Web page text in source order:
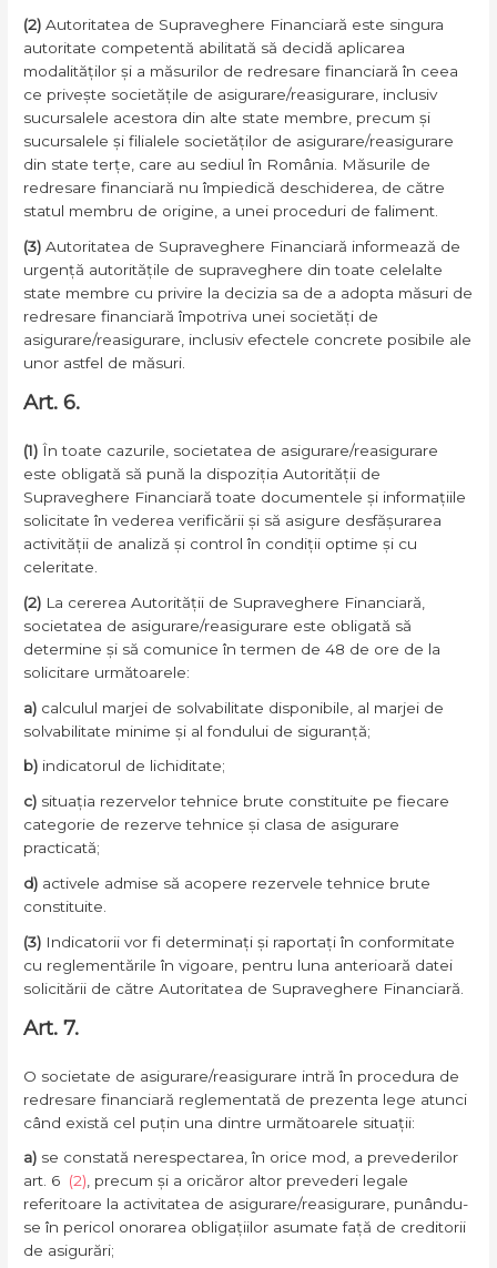
(2) Autoritatea de Supraveghere Financiară este singura
autoritate competentă abilitată să decidă aplicarea
modalităților și a măsurilor de redresare financiară în ceea
ce privește societățile de asigurare/reasigurare, inclusiv
sucursalele acestora din alte state membre, precum și
sucursalele și filialele societăților de asigurare/reasigurare
din state terțe, care au sediul în România. Măsurile de
redresare financiară nu împiedică deschiderea, de către
statul membru de origine, a unei proceduri de faliment.
(3) Autoritatea de Supraveghere Financiară informează de
urgență autoritățile de supraveghere din toate celelalte
state membre cu privire la decizia sa de a adopta măsuri de
redresare financiară împotriva unei societăți de
asigurare/reasigurare, inclusiv efectele concrete posibile ale
unor astfel de măsuri.
Art. 6.
(1)În toate cazurile, societatea de asigurare/reasigurare
este obligată să pună la dispoziția Autorității de
Supraveghere Financiară toate documentele și informațiile
solicitate în vederea verificării și să asigure desfășurarea
activității de analiză și control în condiții optime și cu
celeritate.
(2) La cererea Autorității de Supraveghere Financiară,
societatea de asigurare/reasigurare este obligată să
determine și să comunice în termen de 48 de ore de la
solicitare următoarele:
a) calculul marjei de solvabilitate disponibile, al marjei de
solvabilitate minime și al fondului de siguranță;
b) indicatorul de lichiditate;
c) situația rezervelor tehnice brute constituite pe fiecare
categorie de rezerve tehnice și clasa de asigurare
practicată;
d) activele admise să acopere rezervele tehnice brute
constituite.
(3) Indicatorii vor fi determinați și raportați în conformitate
cu reglementările în vigoare, pentru luna anterioară datei
solicitării de către Autoritatea de Supraveghere Financiară.
Art. 7.
O societate de asigurare/reasigurare intră în procedura de
redresare financiară reglementată de prezenta lege atunci
când există cel puțin una dintre următoarele situații:
a) se constată nerespectarea, în orice mod, a prevederilor
art. 6 (2), precum și a oricăror altor prevederi legale
referitoare la activitatea de asigurare/reasigurare, punându-
se în pericol onorarea obligațiilor asumate față de creditorii
de asigurări;